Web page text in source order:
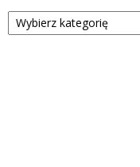
Kategorie